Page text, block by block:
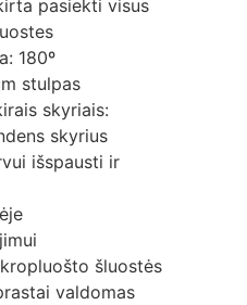
pasiekti visus
180º
stulpas
skyriais:
skyrius
išspausti ir
šluostės
valdomas